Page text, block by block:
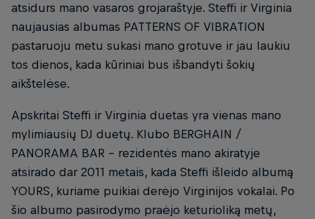
atsidurs mano vasaros grojaraštyje. Steffi ir Virginia
naujausias albumas PATTERNS OF VIBRATION
pastaruoju metu sukasi mano grotuve ir jau laukiu
tos dienos, kada kūriniai bus išbandyti šokių
aikštelėse.
Apskritai Steffi ir Virginia duetas yra vienas mano
mylimiausių DJ duetų. Klubo BERGHAIN /
PANORAMA BAR – rezidentės mano akiratyje
atsirado dar 2011 metais, kada Steffi išleido albumą
YOURS, kuriame puikiai derėjo Virginijos vokalai. Po
šio albumo pasirodymo praėjo keturioliką metų,